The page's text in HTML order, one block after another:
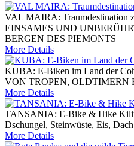
VAL MAIRA: Traumdestination
EINSAMES UND
BERGEN DES PIEMONTS
More Details
KUBA: E-Biken im Land der
VON TROPEN, OLDTIMERN
More Details
TANSANIA: E-Bike & Hike
Dschungel, Steinwüste, Eis,
More Details